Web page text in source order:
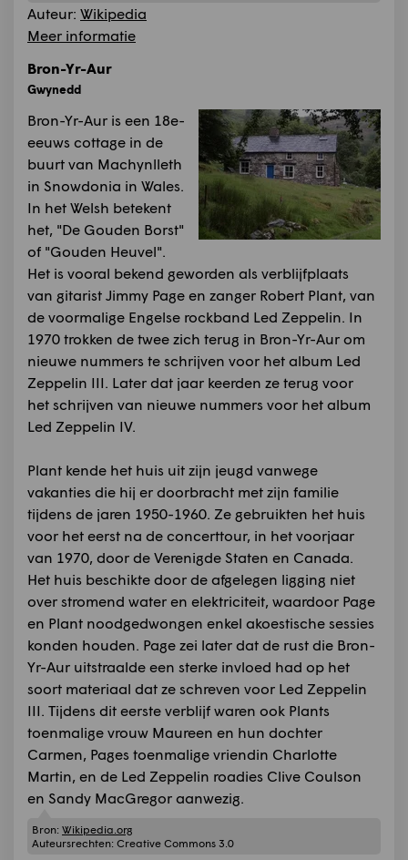
Auteur: Wikipedia
Meer informatie
Bron-Yr-Aur
Gwynedd
Bron-Yr-Aur is een 18e-
eeuws cottage in de
buurt van Machynlleth
in Snowdonia in Wales.
In het Welsh betekent
het, "De Gouden Borst"
of "Gouden Heuvel".
Het is vooral bekend geworden als verblijfplaats
van gitarist Jimmy Page en zanger Robert Plant, van
de voormalige Engelse rockband Led Zeppelin. In
1970 trokken de twee zich terug in Bron-Yr-Aur om
nieuwe nummers te schrijven voor het album Led
Zeppelin III. Later dat jaar keerden ze terug voor
het schrijven van nieuwe nummers voor het album
Led Zeppelin IV.
Plant kende het huis uit zijn jeugd vanwege
vakanties die hij er doorbracht met zijn familie
tijdens de jaren 1950-1960. Ze gebruikten het huis
voor het eerst na de concerttour, in het voorjaar
van 1970, door de Verenigde Staten en Canada.
Het huis beschikte door de afgelegen ligging niet
over stromend water en elektriciteit, waardoor Page
en Plant noodgedwongen enkel akoestische sessies
konden houden. Page zei later dat de rust die Bron-
Yr-Aur uitstraalde een sterke invloed had op het
soort materiaal dat ze schreven voor Led Zeppelin
III. Tijdens dit eerste verblijf waren ook Plants
toenmalige vrouw Maureen en hun dochter
Carmen, Pages toenmalige vriendin Charlotte
Martin, en de Led Zeppelin roadies Clive Coulson
en Sandy MacGregor aanwezig.
Bron: Wikipedia.org
Auteursrechten: Creative Commons 3.0